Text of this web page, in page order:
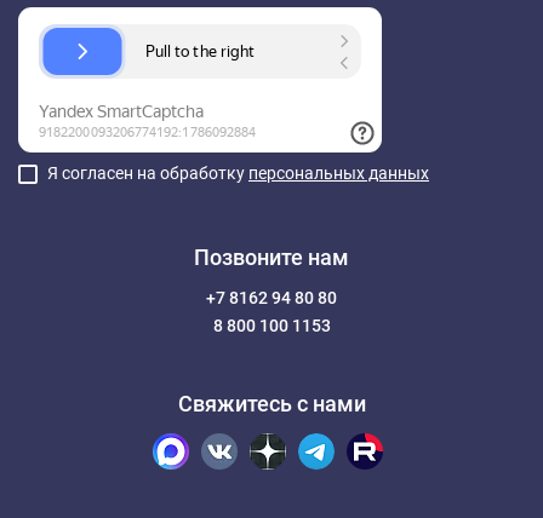
Я согласен на обработку персональных данных
Позвоните нам
+7 8162 94 80 80
8 800 100 1153
Свяжитесь с нами